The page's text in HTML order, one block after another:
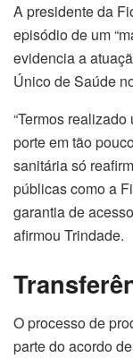
A presidente da
episódio de um
evidencia a
Único de Saúde
“Termos
porte em tão
sanitária só
públicas como a
garantia de
afirmou Trindade.
O processo de
parte do acordo